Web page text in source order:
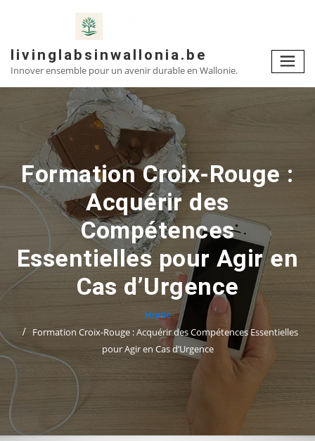
livinglabsinwallonia.be
Innover ensemble pour un avenir durable en Wallonie.
Formation Croix-Rouge :
Acquérir des
Compétences
Essentielles pour Agir en
Cas d’Urgence
Home
Formation Croix-Rouge : Acquérir des Compétences Essentielles
pour Agir en Cas d’Urgence